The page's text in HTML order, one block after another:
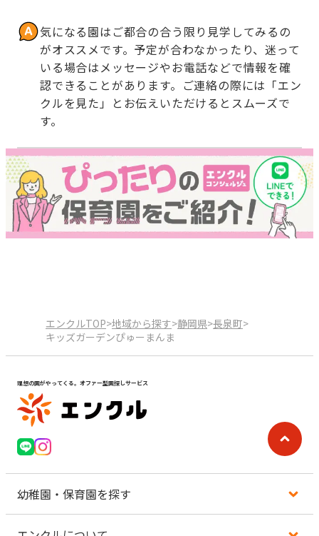
気になる園はご都合の合う限り見学してみるの
がオススメです。予定が合わなかったり、迷って
いる場合はメッセージやお電話などで情報を確
認できることがあります。ご連絡の際には「エン
クルを見た」とお伝えいただけるとスムーズで
す。
エンクルTOP>地域から探す>静岡県>長泉町>
キッズガーデンぴゅーまんま
理想の園がやってくる。オファー型園探しサービス
幼稚園・保育園を探す